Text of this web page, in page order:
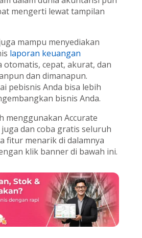
mengerti lewat tampilan
mampu menyediakan
laporan keuangan
otomatis, cepat, akurat, dan
dan dimanapun.
pebisnis Anda bisa lebih
bisnis Anda.
menggunakan Accurate
dan coba gratis seluruh
fitur menarik di dalamnya
klik banner di bawah ini.